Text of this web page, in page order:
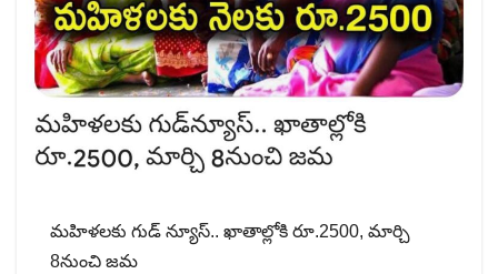
మహిళలకు గుడ్ న్యూస్.. ఖాతాల్లోకి రూ.2500, మార్చి
8నుంచి జమ